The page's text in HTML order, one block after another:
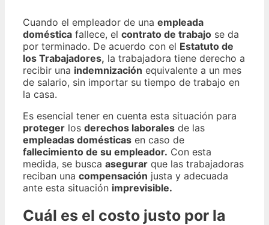
Cuando el empleador de una empleada
doméstica fallece, el contrato de trabajo se da
por terminado. De acuerdo con el Estatuto de
los Trabajadores, la trabajadora tiene derecho a
recibir una indemnización equivalente a un mes
de salario, sin importar su tiempo de trabajo en
la casa.
Es esencial tener en cuenta esta situación para
proteger los derechos laborales de las
empleadas domésticas en caso de
fallecimiento de su empleador. Con esta
medida, se busca asegurar que las trabajadoras
reciban una compensación justa y adecuada
ante esta situación imprevisible.
Cuál es el costo justo por la